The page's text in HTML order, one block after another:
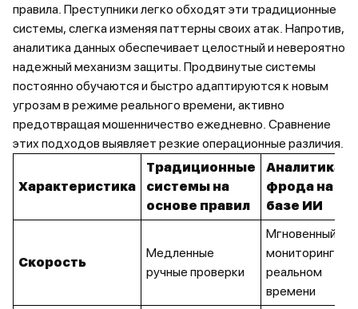
правила. Преступники легко обходят эти традиционные
системы, слегка изменяя паттерны своих атак. Напротив,
аналитика данных обеспечивает целостный и невероятно
надежный механизм защиты. Продвинутые системы
постоянно обучаются и быстро адаптируются к новым
угрозам в режиме реального времени, активно
предотвращая мошенничество ежедневно. Сравнение
этих подходов выявляет резкие операционные различия.
Характеристика
Традиционные
системы на
основе правил
Аналитика
фрода на
базе ИИ
Скорость
Медленные
ручные проверки
Мгновенный
мониторинг в
реальном
времени